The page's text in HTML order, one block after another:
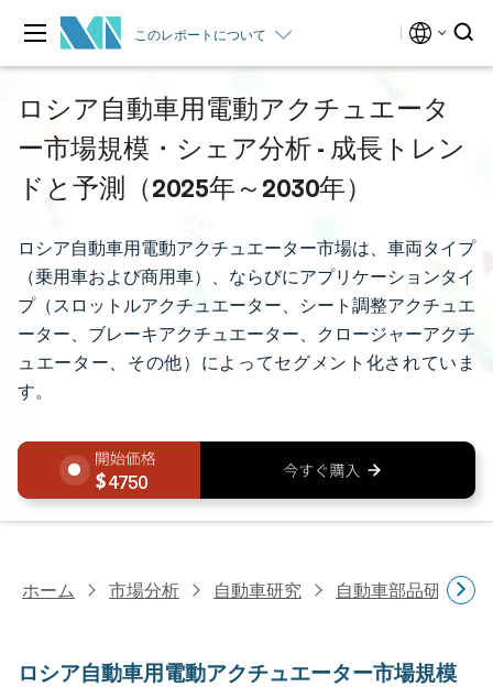
このレポートについて
ロシア自動車用電動アクチュエータ
ー市場規模・シェア分析 - 成長トレン
ドと予測（2025年～2030年）
ロシア自動車用電動アクチュエーター市場は、車両タイプ
（乗用車および商用車）、ならびにアプリケーションタイ
プ（スロットルアクチュエーター、シート調整アクチュエ
ーター、ブレーキアクチュエーター、クロージャーアクチ
ュエーター、その他）によってセグメント化されていま
す。
4750
ホーム 市場分析 自動車研究 自動車部品研究
ロシア自動車用電動アクチュエーター市場規模